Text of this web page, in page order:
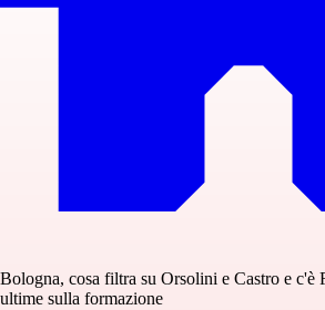
Bologna, cosa filtra su Orsolini e Castro e c'è
ultime sulla formazione